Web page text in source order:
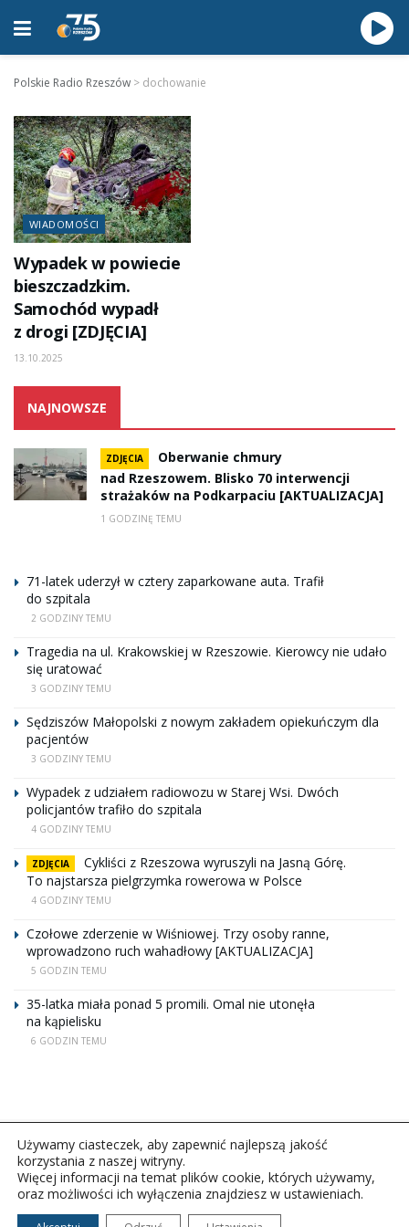
Polskie Radio Rzeszów > dochowanie
WIADOMOŚCI
Wypadek w powiecie
bieszczadzkim.
Samochód wypadł
z drogi [ZDJĘCIA]
13.10.2025
NAJNOWSZE
ZDJĘCIA
Oberwanie chmury
nad Rzeszowem. Blisko 70 interwencji
strażaków na Podkarpaciu [AKTUALIZACJA]
1 GODZINĘ TEMU
71-latek uderzył w cztery zaparkowane auta. Trafił
do szpitala
2 GODZINY TEMU
Tragedia na ul. Krakowskiej w Rzeszowie. Kierowcy nie udało
się uratować
3 GODZINY TEMU
Sędziszów Małopolski z nowym zakładem opiekuńczym dla
pacjentów
3 GODZINY TEMU
Wypadek z udziałem radiowozu w Starej Wsi. Dwóch
policjantów trafiło do szpitala
4 GODZINY TEMU
ZDJĘCIA
Cykliści z Rzeszowa wyruszyli na Jasną Górę.
To najstarsza pielgrzymka rowerowa w Polsce
4 GODZINY TEMU
Czołowe zderzenie w Wiśniowej. Trzy osoby ranne,
wprowadzono ruch wahadłowy [AKTUALIZACJA]
5 GODZIN TEMU
35-latka miała ponad 5 promili. Omal nie utonęła
na kąpielisku
6 GODZIN TEMU
Copyright © 2026Polskie Radio Rzeszów S.A. w likwidacj.
Używamy ciasteczek, aby zapewnić najlepszą jakość
korzystania z naszej witryny.
Więcej informacji na temat plików cookie, których używamy,
oraz możliwości ich wyłączenia znajdziesz w ustawieniach.